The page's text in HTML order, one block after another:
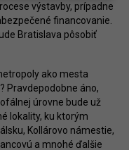
výstavby, prípadne
financovanie.
Bratislava pôsobiť
ako mesta
Pravdepodobne áno,
úrovne bude už
lokality, ku ktorým
Kollárovo námestie,
a mnohé ďalšie